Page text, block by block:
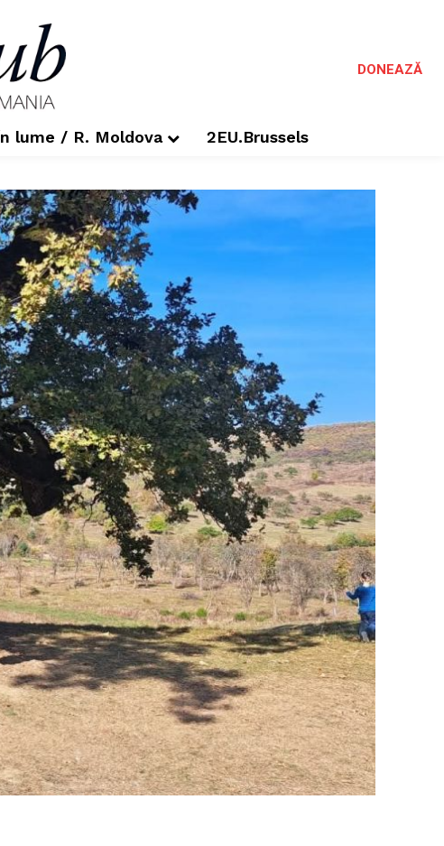
DONEAZĂ
lume / R. Moldova 2EU.Brussels